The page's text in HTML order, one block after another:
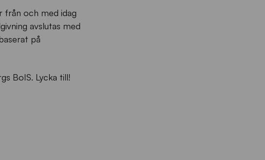
från och med idag
avslutas med
på
BoIS. Lycka till!